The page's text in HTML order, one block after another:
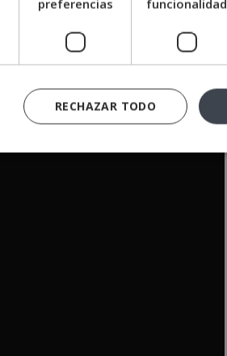
preferencias
funcionalidad
RECHAZAR TODO